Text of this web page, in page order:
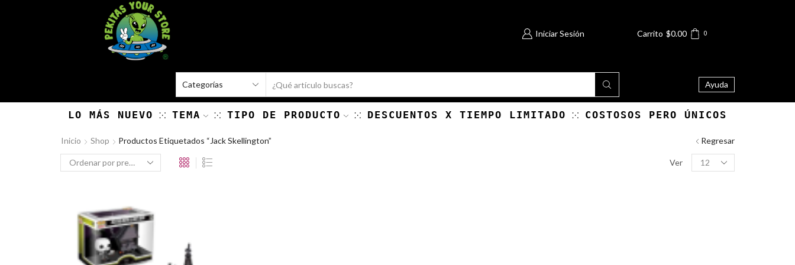
Iniciar Sesión Carrito $0.00 0
input
Ayuda
LO MÁS NUEVO TEMA TIPO DE PRODUCTO DESCUENTOS X TIEMPO LIMITADO COSTOSOS PERO ÚNICOS
Inicio Shop Productos Etiquetados “jack Skellington” Regresar
Ver
Products
per